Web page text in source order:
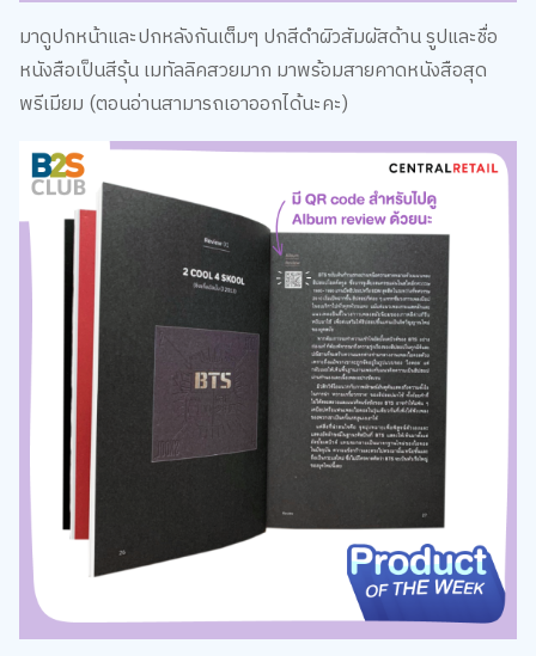
มาดูปกหน้าและปกหลังกันเต็มๆ ปกสีดำผิวสัมผัสด้าน รูปและชื่อ
หนังสือเป็นสีรุ้น เมทัลลิคสวยมาก มาพร้อมสายคาดหนังสือสุด
พรีเมียม (ตอนอ่านสามารถเอาออกได้นะคะ)